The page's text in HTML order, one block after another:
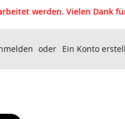
werden. Vielen Dank
Ein Konto